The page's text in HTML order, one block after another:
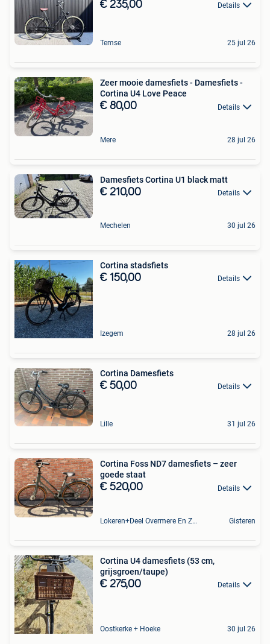
€ 235,00 Details
Temse 25 jul 26
Zeer mooie damesfiets - Damesfiets -
Cortina U4 Love Peace
€ 80,00 Details
Mere 28 jul 26
Damesfiets Cortina U1 black matt
€ 210,00 Details
Mechelen 30 jul 26
Cortina stadsfiets
€ 150,00 Details
Izegem 28 jul 26
Cortina Damesfiets
€ 50,00 Details
Lille 31 jul 26
Cortina Foss ND7 damesfiets – zeer
goede staat
€ 520,00 Details
Lokeren+Deel Overmere En Zele Gisteren
Cortina U4 damesfiets (53 cm,
grijsgroen/taupe)
€ 275,00 Details
Oostkerke + Hoeke 30 jul 26